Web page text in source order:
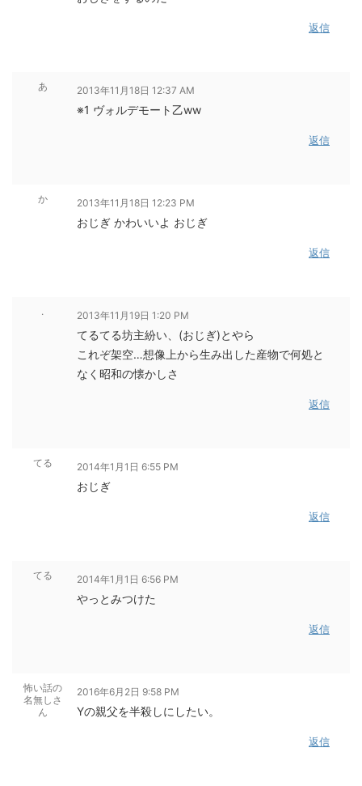
返信
あ 2013年11月18日 12:37 AM
※1 ヴォルデモート乙ww
返信
か 2013年11月18日 12:23 PM
おじぎ かわいいよ おじぎ
返信
. 2013年11月19日 1:20 PM
てるてる坊主紛い、(おじぎ)とやら
これぞ架空…想像上から生み出した産物で何処と
なく昭和の懐かしさ
返信
てる 2014年1月1日 6:55 PM
おじぎ
返信
てる 2014年1月1日 6:56 PM
やっとみつけた
返信
怖い話の
名無しさ
ん
2016年6月2日 9:58 PM
Yの親父を半殺しにしたい。
返信